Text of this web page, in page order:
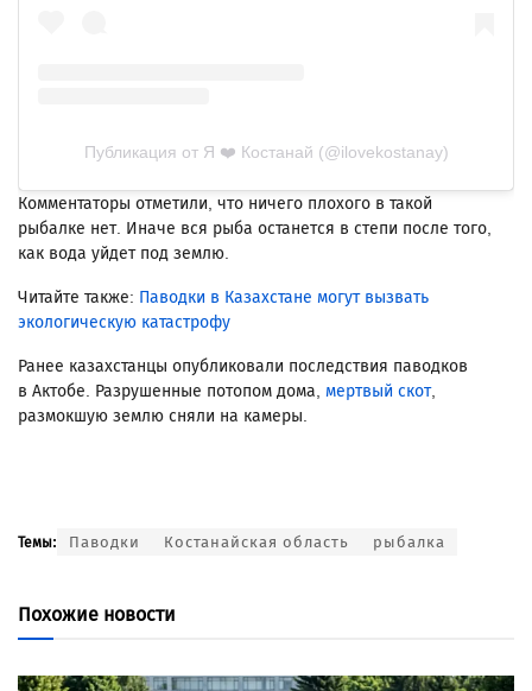
Публикация от Я ❤️ Костанай (@ilovekostanay)
Комментаторы отметили, что ничего плохого в такой
рыбалке нет. Иначе вся рыба останется в степи после того,
как вода уйдет под землю.
Читайте также: Паводки в Казахстане могут вызвать
экологическую катастрофу
Ранее казахстанцы опубликовали последствия паводков
в Актобе. Разрушенные потопом дома, мертвый скот,
размокшую землю сняли на камеры.
Темы: Паводки Костанайская область рыбалка
Похожие новости